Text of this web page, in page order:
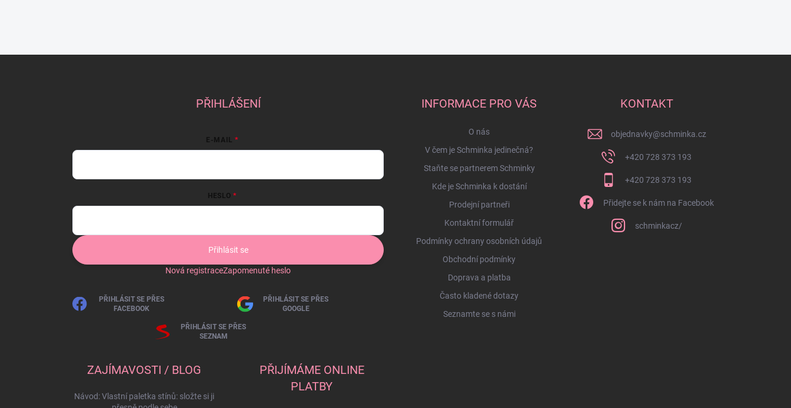
PŘIHLÁŠENÍ
E-MAIL
HESLO
Přihlásit se
Nová registraceZapomenuté heslo
PŘIHLÁSIT SE PŘES
FACEBOOK
PŘIHLÁSIT SE PŘES
GOOGLE
PŘIHLÁSIT SE PŘES
SEZNAM
INFORMACE PRO VÁS
O nás
V čem je Schminka jedinečná?
Staňte se partnerem Schminky
Kde je Schminka k dostání
Prodejní partneři
Kontaktní formulář
Podmínky ochrany osobních údajů
Obchodní podmínky
Doprava a platba
Často kladené dotazy
Seznamte se s námi
KONTAKT
objednavky@schminka.cz
+420 728 373 193
+420 728 373 193
Přidejte se k nám na Facebook
schminkacz/
ZAJÍMAVOSTI / BLOG
Návod: Vlastní paletka stínů: složte si ji
PŘIJÍMÁME ONLINE
PLATBY